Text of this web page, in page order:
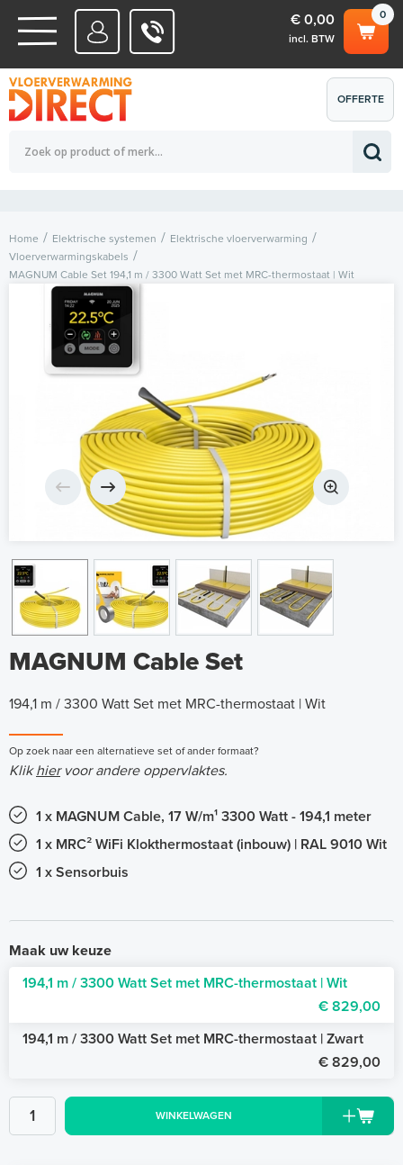
WATERSYSTEMEN
ELEKTRISCHE SYSTEMEN
0
€ 0,00
incl. BTW
Totaalbedrag (incl. BTW) € 0,00
OFFERTE
AANVRAGEN
Home Elektrische systemen
Elektrische vloerverwarming
Vloerverwarmingskabels
MAGNUM Cable Set 194,1 m / 3300 Watt Set met MRC-thermostaat | Wit
MAGNUM Cable Set
194,1 m / 3300 Watt Set met MRC-thermostaat | Wit
Op zoek naar een alternatieve set of ander formaat?
Klikhiervoor andere oppervlaktes.
1 x MAGNUM Cable, 17 W/m¹ 3300 Watt - 194,1 meter
1 x MRC² WiFi Klokthermostaat (inbouw) | RAL 9010 Wit
1 x Sensorbuis
Maak uw keuze
194,1 m / 3300 Watt Set met MRC-thermostaat | Wit
€ 829,00
194,1 m / 3300 Watt Set met MRC-thermostaat | Zwart
€ 829,00
WINKELWAGEN